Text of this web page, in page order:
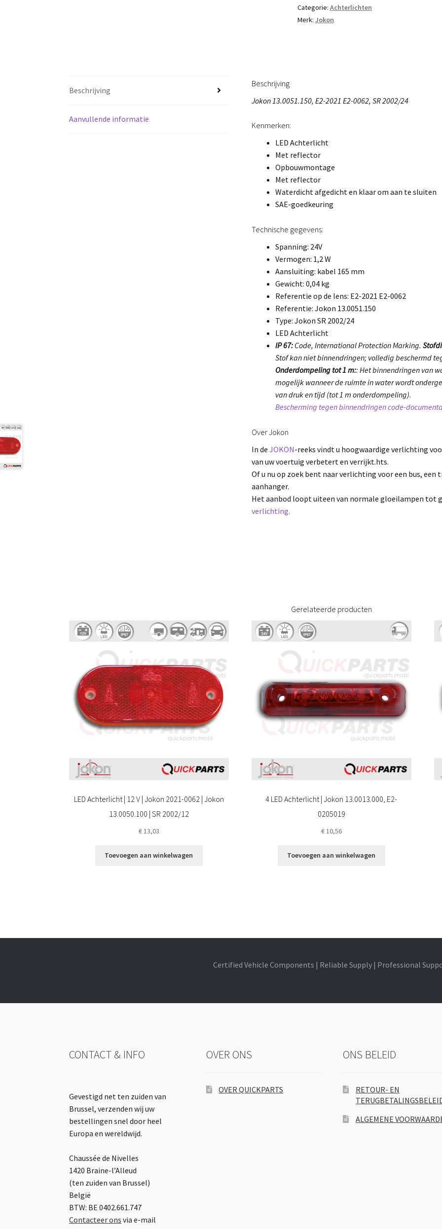
Categorie: Achterlichten
Merk: Jokon
Beschrijving
Aanvullende informatie
Beschrijving
Jokon 13.0051.150, E2-2021 E2-0062, SR 2002/24
Kenmerken:
LED Achterlicht
Met reflector
Opbouwmontage
Met reflector
Waterdicht afgedicht en klaar om aan te sluiten
SAE-goedkeuring
Technische gegevens:
Spanning: 24V
Vermogen: 1,2 W
Aansluiting: kabel 165 mm
Gewicht: 0,04 kg
Referentie op de lens: E2-2021 E2-0062
Referentie: Jokon 13.0051.150
Type: Jokon SR 2002/24
LED Achterlicht
IP 67: Code, International Protection Marking.
Stof kan niet binnendringen; volledig beschermd
Onderdompeling tot 1 m:: Het binnendringen van
mogelijk wanneer de ruimte in water wordt
van druk en tijd (tot 1 m onderdompeling).
Bescherming tegen binnendringen code-
Over Jokon
In deJOKON-reeks vindt u hoogwaardige verlichting
van uw voertuig verbetert en verrijkt.hts.
Of u nu op zoek bent naar verlichting voor een bus,
aanhanger.
Het aanbod loopt uiteen van normale gloeilampen tot
verlichting.
Gerelateerde producten
LED Achterlicht | 12 V | Jokon 2021-0062 | Jokon
13.0050.100 | SR 2002/12
€13,03
Toevoegen aan winkelwagen
4 LED Achterlicht | Jokon 13.0013.000, E2-
0205019
€10,56
Toevoegen aan winkelwagen
Certified Vehicle Components | Reliable Supply | Professional
CONTACT & INFO
Gevestigd net ten zuiden van
Brussel, verzenden wij uw
bestellingen snel door heel
Europa en wereldwijd.
Chaussée de Nivelles
1420 Braine-l’Alleud
(ten zuiden van Brussel)
België
BTW: BE 0402.661.747
Contacteer ons via e-mail
OVER ONS
OVER QUICKPARTS
ONS BELEID
RETOUR- EN
ALGEMENE